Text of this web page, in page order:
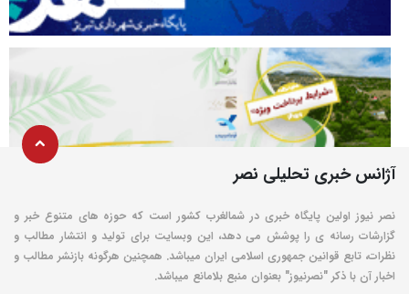
آژانس خبری تحلیلی نصر
نصر نیوز اولین پایگاه خبری در شمالغرب کشور است که حوزه های متنوع خبر و
گزارشات رسانه ی را پوشش می دهد، این وبسایت برای تولید و انتشار مطالب و
نظرات، تابع قوانین جمهوری اسلامی ایران میباشد. همچنین هرگونه بازنشر مطالب و
اخبار آن با ذکر "نصرنیوز" بعنوان منبع بلامانع میباشد.